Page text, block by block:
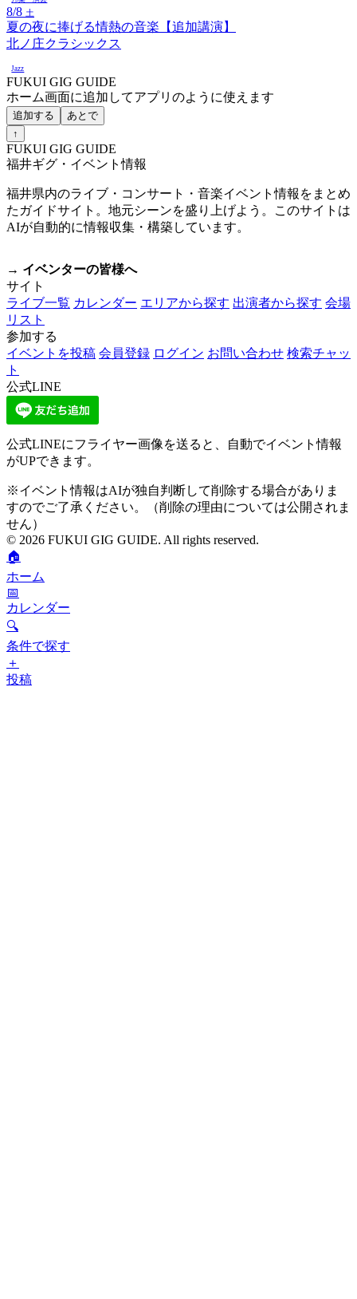
8/8 土
夏の夜に捧げる情熱の音楽【追加講演】
北ノ庄クラシックス
Jazz
FUKUI GIG GUIDE
ホーム画面に追加してアプリのように使えます
追加する
あとで
↑
FUKUI GIG GUIDE
福井ギグ・イベント情報
福井県内のライブ・コンサート・音楽イベント情報をまとめ
たガイドサイト。地元シーンを盛り上げよう。このサイトは
AIが自動的に情報収集・構築しています。
→ イベンターの皆様へ
サイト
ライブ一覧 カレンダー エリアから探す 出演者から探す 会場
リスト
参加する
イベントを投稿 会員登録 ログイン お問い合わせ 検索チャッ
ト
公式LINE
公式LINEにフライヤー画像を送ると、自動でイベント情報
がUPできます。
※イベント情報はAIが独自判断して削除する場合がありま
すのでご了承ください。（削除の理由については公開されま
せん）
© 2026 FUKUI GIG GUIDE. All rights reserved.
🏠
ホーム
📅
カレンダー
🔍
条件で探す
＋
投稿